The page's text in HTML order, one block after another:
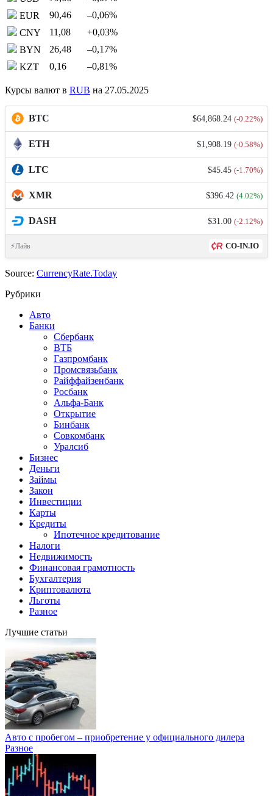
EUR
90,46 –0,06%
CNY
11,08 +0,03%
BYN
26,48 –0,17%
KZT
0,16 –0,81%
Курсы валют в RUB на 27.05.2025
BTC $64,868.24 (-0.22%)
ETH $1,908.19 (-0.58%)
LTC $45.45 (-1.70%)
XMR $396.42 (4.02%)
DASH $31.00 (-2.12%)
⚡Лайв CO-IN.IO
Source: CurrencyRate.Today
Рубрики
Авто
Банки
Сбербанк
ВТБ
Газпромбанк
Промсвязьбанк
Райффайзенбанк
Росбанк
Альфа-Банк
Открытие
Бинбанк
Совкомбанк
Уралсиб
Бизнес
Деньги
Займы
Закон
Инвестиции
Карты
Кредиты
Ипотечное кредитование
Налоги
Недвижимость
Финансовая грамотность
Бухгалтерия
Криптовалюта
Льготы
Разное
Лучшие статьи
Авто с пробегом – приобретение у официального дилера
Разное